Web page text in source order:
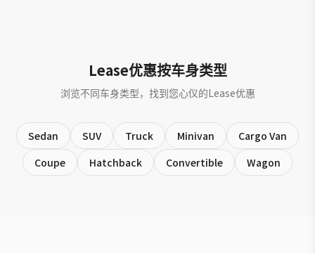
Lease优惠按车身类型
浏览不同车身类型，找到您心仪的Lease优惠
Sedan SUV Truck Minivan
Cargo Van
Coupe
Hatchback Convertible Wagon